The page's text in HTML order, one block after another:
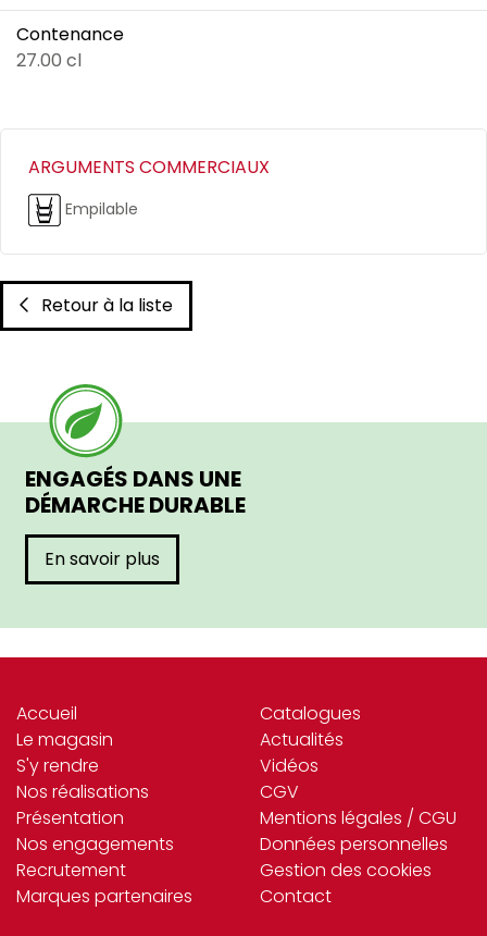
Contenance
27.00 cl
ARGUMENTS COMMERCIAUX
Empilable
Retour à la liste
ENGAGÉS DANS UNE
DÉMARCHE DURABLE
En savoir plus
Accueil
Le magasin
S'y rendre
Nos réalisations
Présentation
Nos engagements
Recrutement
Marques partenaires
Catalogues
Actualités
Vidéos
CGV
Mentions légales / CGU
Données personnelles
Gestion des cookies
Contact